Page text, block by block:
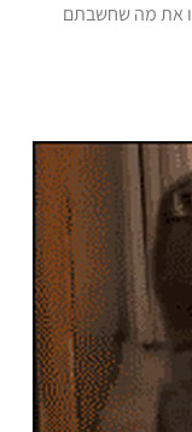
את מה שחשבתם